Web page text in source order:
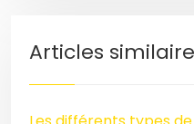
Articles